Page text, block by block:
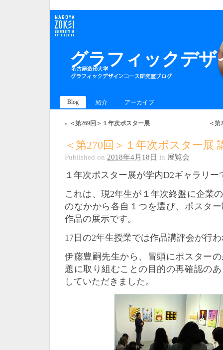
グラフィックデ
Blog 紹介 アーカイブ
« ＜第269回＞１年次ポスター展 ＜
＜第270回＞１年次ポスター展
Published on 2018年4月18日 in 展覧会
１年次ポスター展が学内D2ギャラリ
これは、現2年生が１年次終盤に企業
のなかから各自１つを選び、ポスタ
作品の展示です。
17日の2年生授業では作品講評会が行
伊藤豊嗣先生から、冒頭にポスター
題に取り組むことの目的の再確認の
していただきました。